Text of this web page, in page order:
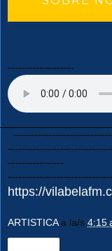
-------------------
----------------
https://
ARTISTICA a la/s 4:15